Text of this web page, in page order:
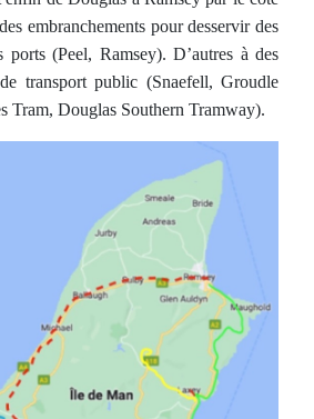
embranchements pour desservir des
ports (Peel, Ramsey). D’autres à des
transport public (Snaefell, Groudle
Tram, Douglas Southern Tramway).